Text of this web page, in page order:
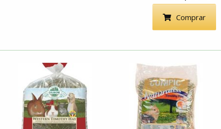
Comprar